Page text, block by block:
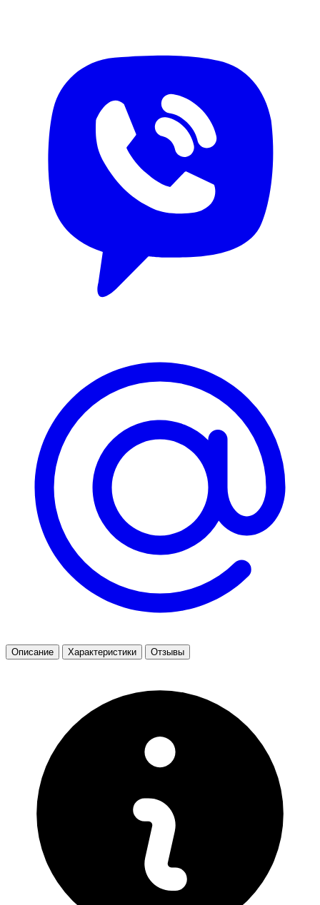
Описание Характеристики Отзывы